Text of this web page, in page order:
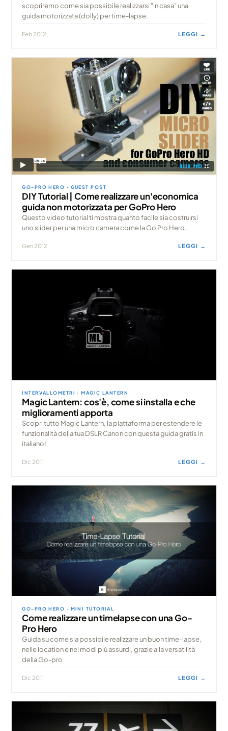
scopriremo come sia possibile realizzarsi "in casa" una
guida motorizzata (dolly) per time-lapse.
Feb 2012 LEGGI →
GO-PRO HERO · GUEST POST
DIY Tutorial | Come realizzare un'economica
guida non motorizzata per GoPro Hero
Questo video tutorial ti mostra quanto facile sia costruirsi
uno slider per una micro camera come la Go Pro Hero.
Gen 2012 LEGGI →
INTERVALLOMETRI · MAGIC LANTERN
Magic Lantern: cos'è, come si installa e che
miglioramenti apporta
Scopri tutto Magic Lantern, la piattaforma per estendere le
funzionalità della tua DSLR Canon con questa guida gratis in
italiano!
Dic 2011 LEGGI →
GO-PRO HERO · MINI TUTORIAL
Come realizzare un timelapse con una Go-
Pro Hero
Guida su come sia possibile realizzare un buon time-lapse,
nelle location e nei modi più assurdi, grazie alla versatilità
della Go-pro
Dic 2011 LEGGI →